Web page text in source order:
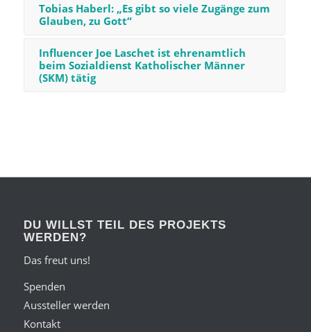
Tobias Haberl: „Es gibt so viele Zugänge zum
Glauben, zu Gott“
Influencer Joe Laschet ist ehrenamtlich
beim Sozialdienst Katholischer Männer
(SKM) tätig
DU WILLST TEIL DES PROJEKTS
WERDEN?
Das freut uns!
Spenden
Aussteller werden
Kontakt